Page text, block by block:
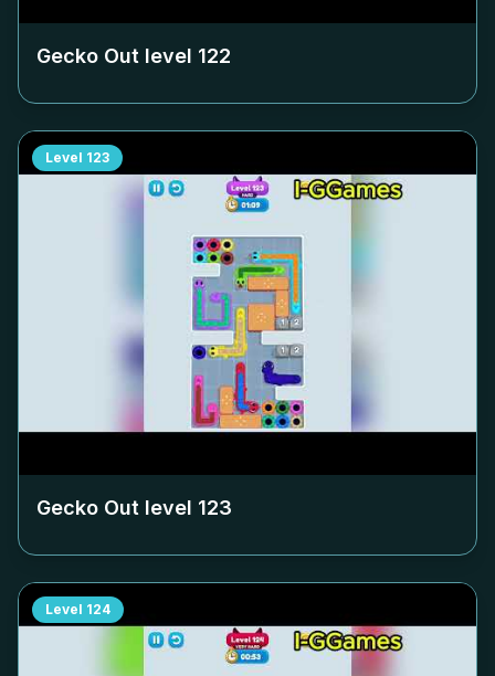
Gecko Out level 122
Level 123
Gecko Out level 123
Level 124